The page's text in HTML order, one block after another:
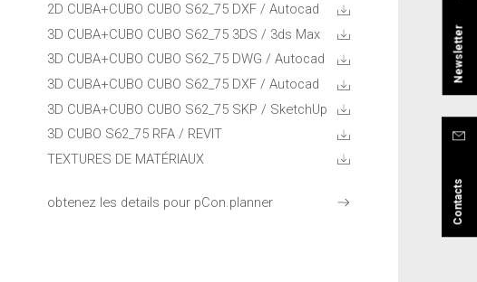
2D CUBA+CUBO CUBO S62_75 DXF / Autocad
3D CUBA+CUBO CUBO S62_75 3DS / 3ds Max
3D CUBA+CUBO CUBO S62_75 DWG / Autocad
3D CUBA+CUBO CUBO S62_75 DXF / Autocad
3D CUBA+CUBO CUBO S62_75 SKP / SketchUp
3D CUBO S62_75 RFA / REVIT
TEXTURES DE MATÉRIAUX
obtenez les details pour pCon.planner
Newsletter
Contacts